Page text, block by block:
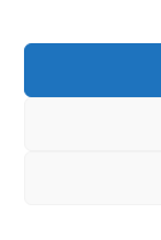
Szórakozás
Webáruház